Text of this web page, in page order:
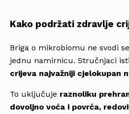
Kako podržati zdravlje
Briga o mikrobiomu ne svodi
jednu namirnicu. Stručnjaci
crijeva najvažniji cjelokupan
To uključuje raznoliku
dovoljno voća i povrća,